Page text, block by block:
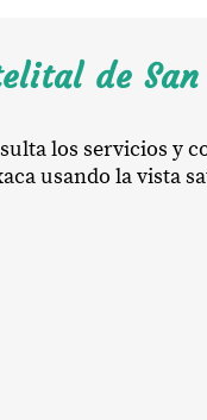
de
los servicios y
usando la vista